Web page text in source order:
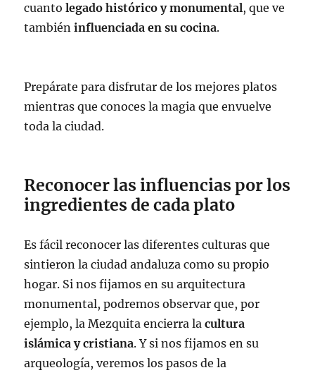
cuanto legado histórico y monumental, que ve
tambiéninfluenciada en su cocina.
Prepárate para disfrutar de los mejores platos
mientras que conoces la magia que envuelve
toda la ciudad.
Reconocer las influencias por los
ingredientes de cada plato
Es fácil reconocer las diferentes culturas que
sintieron la ciudad andaluza como su propio
hogar. Si nos fijamos en su arquitectura
monumental, podremos observar que, por
ejemplo, la Mezquita encierra lacultura
islámica y cristiana. Y si nos fijamos en su
arqueología, veremos los pasos de la